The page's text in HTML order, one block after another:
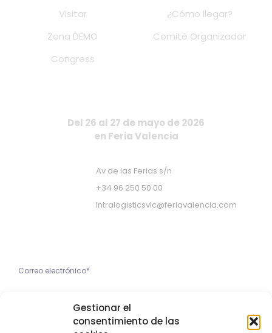
Gestionar el
consentimiento de las
Visitar
Zona DEMO
Congress
¿Cómo llegar?
Comité Organizador
Del 26 al 27 de mayo de 2026
en Feria Valencia
Av de las Ferias s/n
+34 96 250 50 00
intralogisticsvlc@feriavalencia.com
Política de Privacidad